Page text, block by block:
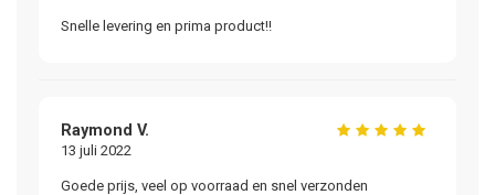
Snelle levering en prima product!!
Raymond V.
13 juli 2022
Goede prijs, veel op voorraad en snel verzonden